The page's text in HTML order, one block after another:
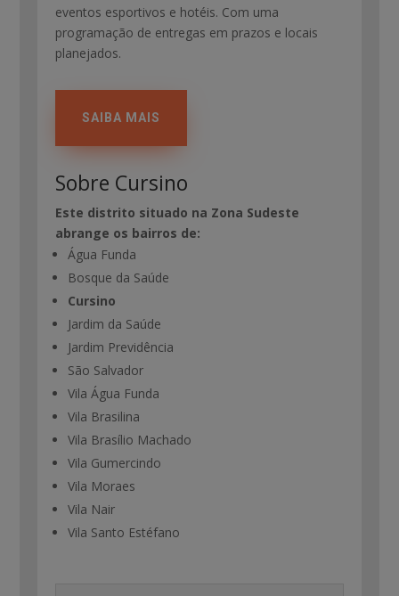
eventos esportivos e hotéis. Com uma
programação de entregas em prazos e locais
planejados.
SAIBA MAIS
Sobre Cursino
Este distrito situado na Zona Sudeste
abrange os bairros de:
Água Funda
Bosque da Saúde
Cursino
Jardim da Saúde
Jardim Previdência
São Salvador
Vila Água Funda
Vila Brasilina
Vila Brasílio Machado
Vila Gumercindo
Vila Moraes
Vila Nair
Vila Santo Estéfano